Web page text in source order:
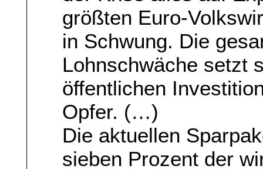
größten Euro-
in Schwung. Die
Lohnschwäche setzt
öffentlichen
Opfer. (…)
Die aktuellen
sieben Prozent der